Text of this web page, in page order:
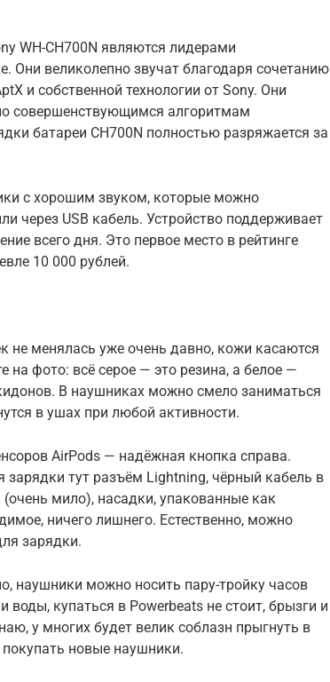
WH-CH700N являются лидерами
Они великолепно звучат благодаря сочетанию
и собственной технологии от Sony. Они
совершенствующимся алгоритмам
батареи CH700N полностью разряжается за
с хорошим звуком, которые можно
через USB кабель. Устройство поддерживает
всего дня. Это первое место в рейтинге
10 000 рублей.
не менялась уже очень давно, кожи касаются
на фото: всё серое — это резина, а белое —
В наушниках можно смело заниматься
в ушах при любой активности.
AirPods — надёжная кнопка справа.
тут разъём Lightning, чёрный кабель в
мило), насадки, упакованные как
ничего лишнего. Естественно, можно
зарядки.
наушники можно носить пару-тройку часов
купаться в Powerbeats не стоит, брызги и
у многих будет велик соблазн прыгнуть в
покупать новые наушники.